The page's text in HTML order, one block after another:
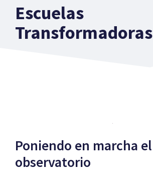
Escuelas
Transformadoras
Poniendo en marcha el
observatorio